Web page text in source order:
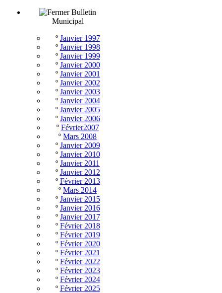
Bulletin
Municipal
º Janvier 1997
º Janvier 1998
º Janvier 1999
º Janvier 2000
º Janvier 2001
º Janvier 2002
º Janvier 2003
º Janvier 2004
º Janvier 2005
º Janvier 2006
º Février2007
º Mars 2008
º Janvier 2009
º Janvier 2010
º Janvier 2011
º Janvier 2012
º Février 2013
º Mars 2014
º Janvier 2015
º Janvier 2016
º Janvier 2017
º Février 2018
º Février 2019
º Février 2020
º Février 2021
º Février 2022
º Février 2023
º Février 2024
º Février 2025